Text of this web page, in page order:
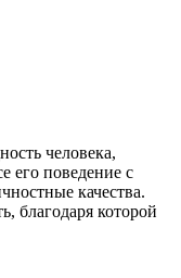
человека,
его поведение с
качества.
благодаря которой